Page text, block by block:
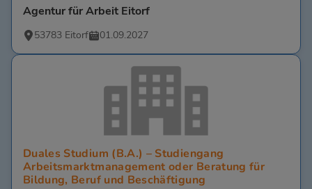
Agentur für Arbeit Eitorf
53783 Eitorf 01.09.2027
Duales Studium (B.A.) – Studiengang
Arbeitsmarktmanagement oder Beratung für
Bildung, Beruf und Beschäftigung